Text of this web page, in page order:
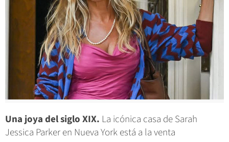
Una joya del siglo XIX. La icónica casa de Sarah
Jessica Parker en Nueva York está a la venta